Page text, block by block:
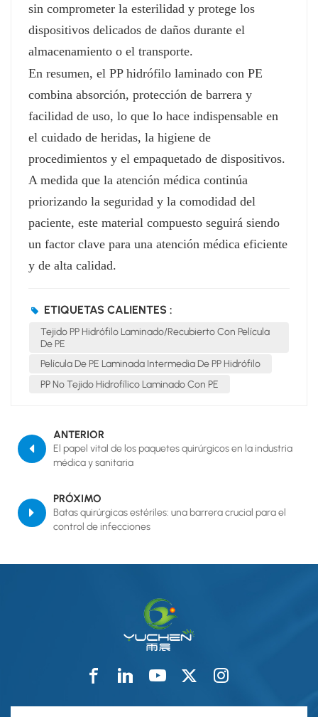
sin comprometer la esterilidad y protege los
dispositivos delicados de daños durante el
almacenamiento o el transporte.
En resumen, el PP hidrófilo laminado con PE
combina absorción, protección de barrera y
facilidad de uso, lo que lo hace indispensable en
el cuidado de heridas, la higiene de
procedimientos y el empaquetado de dispositivos.
A medida que la atención médica continúa
priorizando la seguridad y la comodidad del
paciente, este material compuesto seguirá siendo
un factor clave para una atención médica eficiente
y de alta calidad.
ETIQUETAS CALIENTES :
Tejido PP Hidrófilo Laminado/recubierto Con Película
De PE
Película De PE Laminada Intermedia De PP Hidrófilo
PP No Tejido Hidrofílico Laminado Con PE
ANTERIOR
El papel vital de los paquetes quirúrgicos en la industria
médica y sanitaria
PRÓXIMO
Batas quirúrgicas estériles: una barrera crucial para el
control de infecciones